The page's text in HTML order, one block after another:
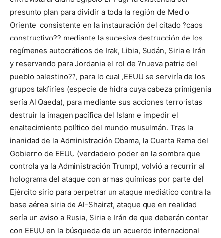
presunto plan para dividir a toda la región de Medio
Oriente, consistente en la instauración del citado ?caos
constructivo?? mediante la sucesiva destrucción de los
regímenes autocráticos de Irak, Libia, Sudán, Siria e Irán
y reservando para Jordania el rol de ?nueva patria del
pueblo palestino??, para lo cual ,EEUU se serviría de los
grupos takfiríes (especie de hidra cuya cabeza primigenia
sería Al Qaeda), para mediante sus acciones terroristas
destruir la imagen pacífica del Islam e impedir el
enaltecimiento político del mundo musulmán. Tras la
inanidad de la Administración Obama, la Cuarta Rama del
Gobierno de EEUU (verdadero poder en la sombra que
controla ya la Administración Trump), volvió a recurrir al
holograma del ataque con armas químicas por parte del
Ejército sirio para perpetrar un ataque mediático contra la
base aérea siria de Al-Shairat, ataque que en realidad
sería un aviso a Rusia, Siria e Irán de que deberán contar
con EEUU en la búsqueda de un acuerdo internacional